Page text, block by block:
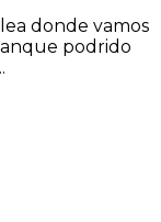
donde vamos
podrido